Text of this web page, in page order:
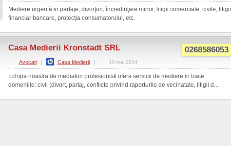
Mediere urgentă in partaje, divorţuri, încredinţare minor, litigii comerciale, civile, litigii
financiar bancare, protecţia consumatorului, etc.
0268586053
Casa Medierii Kronstadt SRL
Avocati | Casa Medierii | 10 mai 2014
Echipa noastra de mediatori profesionisti ofera servicii de mediere in toate
domeniile: civil (divort, partaj, conflicte privind raporturile de vecinatate, litigii d...